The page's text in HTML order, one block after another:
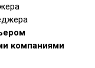
компаниями